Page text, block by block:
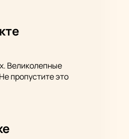
Великолепные
пропустите это